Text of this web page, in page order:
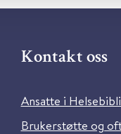
Kontakt oss
Ansatte i
Brukerstøtte og